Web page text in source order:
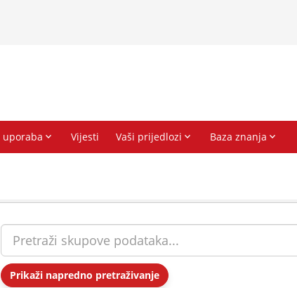
Prikaži napredno pretraživanje